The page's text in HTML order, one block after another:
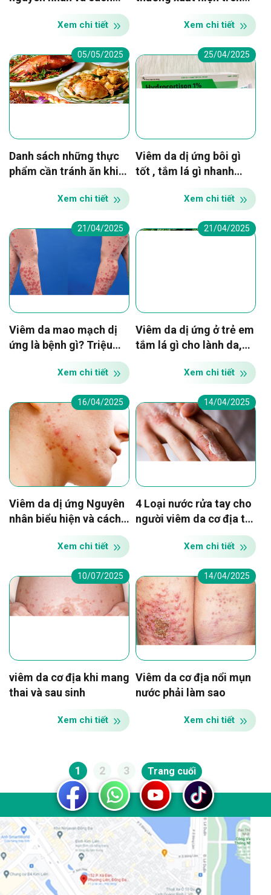
phòng ngừa cho mẹ bỉm
Xem chi tiết Xem chi tiết
05/05/2025
Danh sách những thực
phẩm cần tránh ăn khi
Xem chi tiết
25/04/2025
Viêm da dị ứng bôi gì
tốt , tắm lá gì nhanh
Xem chi tiết
21/04/2025
Viêm da mao mạch dị
ứng là bệnh gì? Triệu
chứng và cách điều trị
Xem chi tiết
21/04/2025
Viêm da dị ứng ở trẻ em
tắm lá gì cho lành da,
Xem chi tiết
16/04/2025
Viêm da dị ứng Nguyên
nhân biểu hiện và cách
Xem chi tiết
14/04/2025
4 Loại nước rửa tay cho
người viêm da cơ địa tốt
Xem chi tiết
10/07/2025
viêm da cơ địa khi mang
thai và sau sinh
Xem chi tiết
14/04/2025
Viêm da cơ địa nổi mụn
nước phải làm sao
Xem chi tiết
1 2 3 Trang cuối